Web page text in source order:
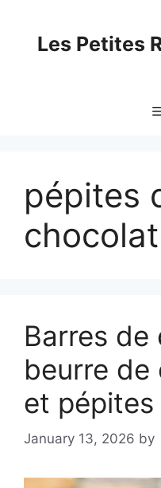
contentLes Petites
pépites
chocolat
Barres de
beurre de
et
January 13, 2026 by